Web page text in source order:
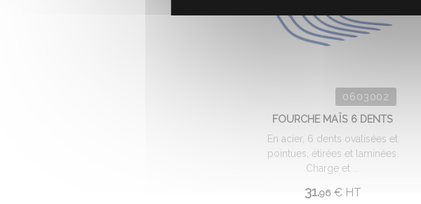
0603002
FOURCHE MAÏS 6 DENTS
En acier, 6 dents ovalisées et
pointues, étirées et laminées.
Charge et ...
31.96 €HT